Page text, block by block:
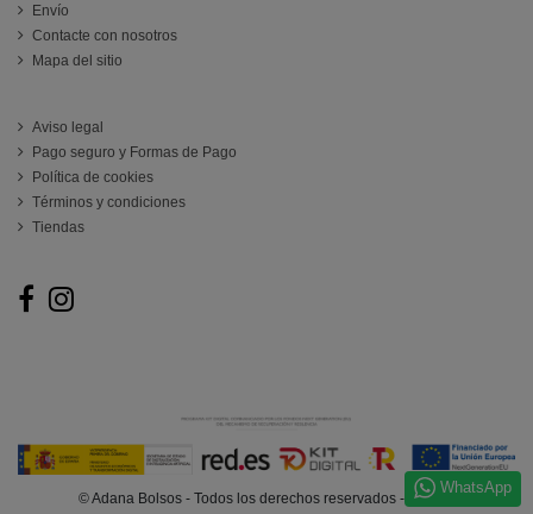
WhatsApp
Envío
Contacte con nosotros
Mapa del sitio
Aviso legal
Pago seguro y Formas de Pago
Política de cookies
Términos y condiciones
Tiendas
© Adana Bolsos - Todos los derechos reservados - @2025